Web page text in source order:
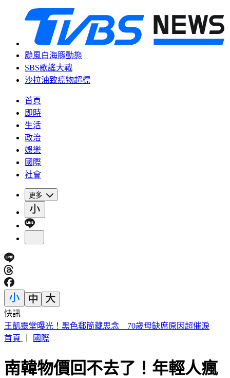
颱風白海豚動態
SBS歌謠大戰
沙拉油致癌物超標
首頁
即時
生活
政治
娛樂
國際
社會
更多
快訊
白海豚颱風擱淺又猛回血！水氣猛灌一片紫白 連下雨6天
首頁
國際
南韓物價回不去了！年輕人瘋